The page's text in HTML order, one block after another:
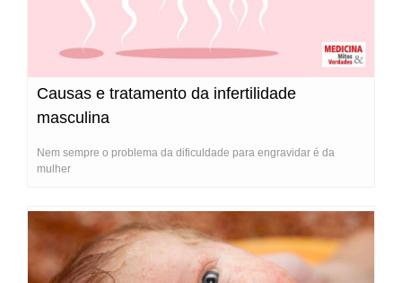
Causas e tratamento da infertilidade
masculina
Nem sempre o problema da dificuldade para engravidar é da
mulher